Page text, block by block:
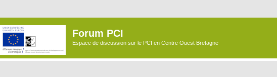
Forum PCI
Espace de discussion sur le PCI en Centre Ouest Bretagne